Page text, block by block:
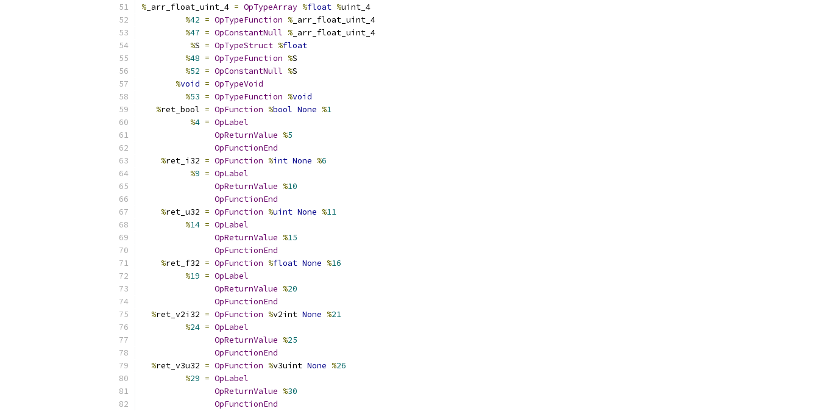
% _arr_float_uint_4 = OpTypeArray %float %uint_4
%42 = OpTypeFunction % _arr_float_uint_4
%47 = OpConstantNull % _arr_float_uint_4
%S = OpTypeStruct %float
%48 = OpTypeFunction %S
%52 = OpConstantNull %S
%void = OpTypeVoid
%53 = OpTypeFunction %void
%ret_bool = OpFunction %bool None %1
%4 = OpLabel
OpReturnValue %5
OpFunctionEnd
%ret_i32 = OpFunction %int None %6
%9 = OpLabel
OpReturnValue %10
OpFunctionEnd
%ret_u32 = OpFunction %uint None %11
%14 = OpLabel
OpReturnValue %15
OpFunctionEnd
%ret_f32 = OpFunction %float None %16
%19 = OpLabel
OpReturnValue %20
OpFunctionEnd
%ret_v2i32 = OpFunction %v2int None %21
%24 = OpLabel
OpReturnValue %25
OpFunctionEnd
%ret_v3u32 = OpFunction %v3uint None %26
%29 = OpLabel
OpReturnValue %30
OpFunctionEnd